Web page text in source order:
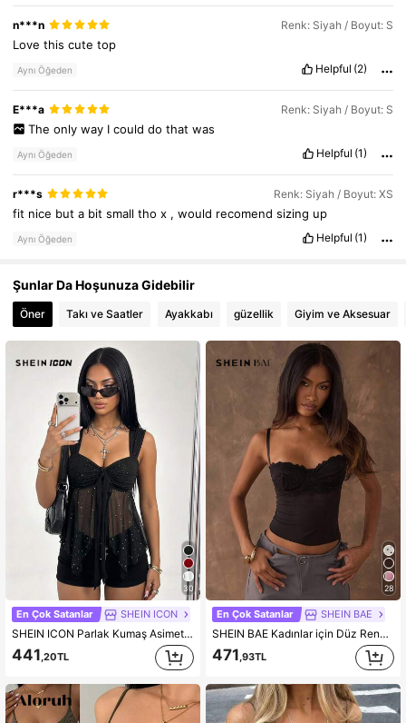
n***n Renk: Siyah / Boyut: S
Lovethiscutetop
Aynı Öğeden Helpful (2)
E***a Renk: Siyah / Boyut: S
The only way I could do that was
Aynı Öğeden Helpful (1)
r***s Renk: Siyah / Boyut: XS
fit nice buta bitsmallthox ,would recomendsizing up
Aynı Öğeden Helpful (1)
Şunlar Da Hoşunuza Gidebilir
Öner Takı ve Saatler Ayakkabı güzellik Giyim ve Aksesuar
30
En Çok Satanlar SHEIN ICON
SHEIN ICON Parlak Kumaş Asimetrik File Etek Kadın Atlet
441,20TL
28
En Çok Satanlar SHEIN BAE
SHEIN BAE Kadınlar için Düz Renk Kontrast Dantelli Kısa Kesimli, Vücuda Oturan Moda Askılı Bluz, Dışarı Çıkma Üstü, Randevu Gecesi Kadın Giyim, Dantelli Korse
471,93TL